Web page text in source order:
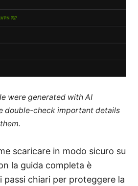
were generated with AI
double-check important details
scaricare in modo sicuro su
la guida completa è
passi chiari per proteggere la